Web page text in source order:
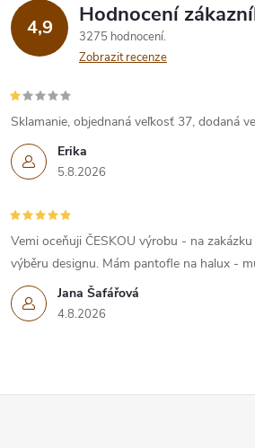
4,9 Hodnocení
3275 hodnocení
Zobrazit recenze
Erika
5.8.2026
Sklamanie, objednaná veľkosť 37, dodaná
Jana Šafářová
4.8.2026
Vemi oceňuji ČESKOU výrobu - na
výběru designu. Mám pantofle na halux -